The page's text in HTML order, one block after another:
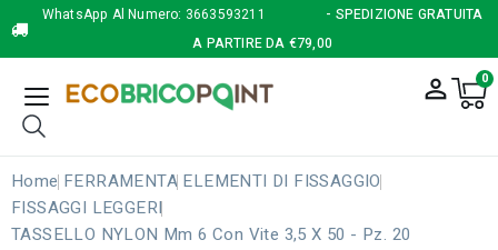
WhatsApp Al Numero: 3663593211
- SPEDIZIONE GRATUITA
A PARTIRE DA €79,00
person_outline 0
Home FERRAMENTA ELEMENTI DI FISSAGGIO
FISSAGGI LEGGERI
TASSELLO NYLON Mm 6 Con Vite 3,5 X 50 - Pz. 20